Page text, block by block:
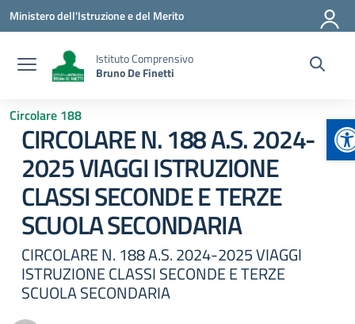
Vai ai contenuti
Vai al menu di navigazione
Vai al footer
Ministero dell'Istruzione e del Merito
Istituto Comprensivo
Bruno De Finetti
Circolare 188
CIRCOLARE N. 188 A.S. 2024-
2025 VIAGGI ISTRUZIONE
CLASSI SECONDE E TERZE
SCUOLA SECONDARIA
CIRCOLARE N. 188 A.S. 2024-2025 VIAGGI
ISTRUZIONE CLASSI SECONDE E TERZE
SCUOLA SECONDARIA